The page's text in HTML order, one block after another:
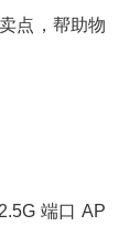
点，帮助物
端口 AP